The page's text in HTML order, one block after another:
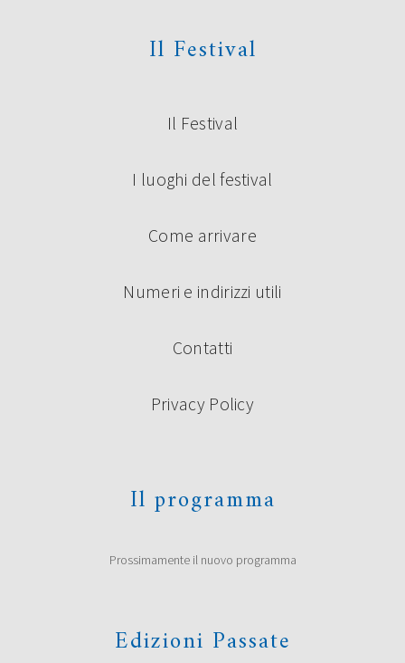
Il Festival
Il Festival
I luoghi del festival
Come arrivare
Numeri e indirizzi utili
Contatti
Privacy Policy
Il programma
Prossimamente il nuovo programma
Edizioni Passate